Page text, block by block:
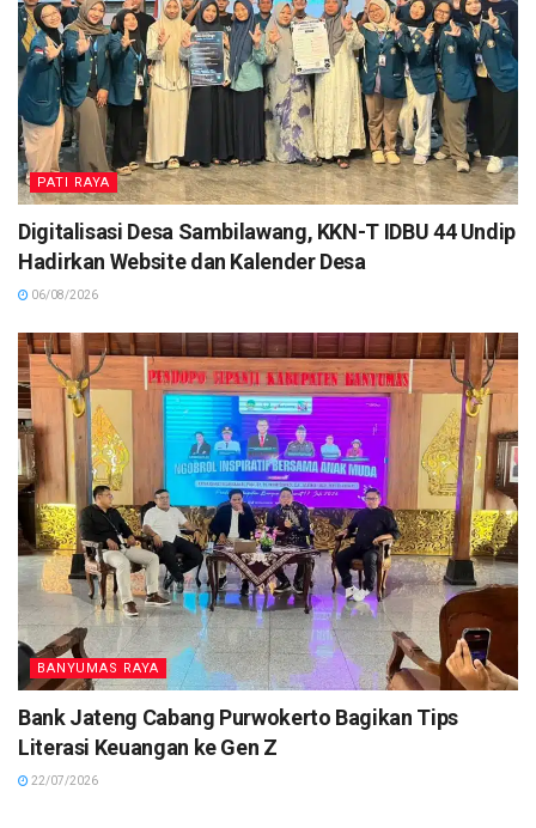
PATI RAYA
Digitalisasi Desa Sambilawang, KKN-T IDBU 44 Undip
Hadirkan Website dan Kalender Desa
06/08/2026
BANYUMAS RAYA
Bank Jateng Cabang Purwokerto Bagikan Tips
Literasi Keuangan ke Gen Z
22/07/2026